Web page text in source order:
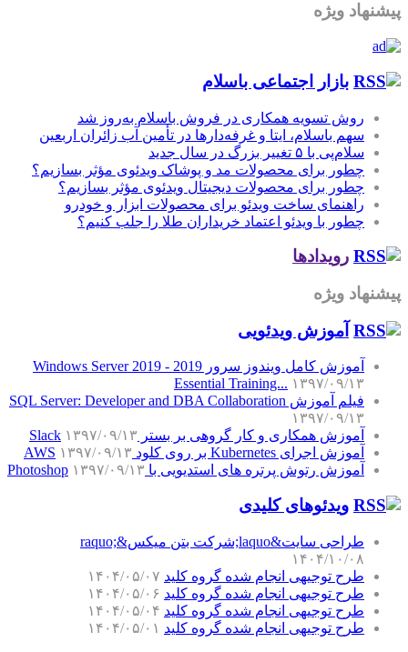
پیشنهاد ویژه
بازار اجتماعی باسلام
روش تسویه همکاری در فروش باسلام به‌روز شد
سهم باسلام، ایتا و غرفه‌دارها در تأمین آب زائران اربعین
سلام‌پی با ۵ تغییر بزرگ در سال جدید
چطور برای محصولات مد و پوشاک ویدئوی مؤثر بسازیم؟
چطور برای محصولات دیجیتال ویدئوی مؤثر بسازیم؟
راهنمای ساخت ویدئو برای محصولات ابزار و خودرو
چطور با ویدئو اعتماد خریداران طلا را جلب کنیم؟
رویدادها
پیشنهاد ویژه
آموزش‌ ویدئویی
آموزش کامل ویندوز سرور 2019 - Windows Server 2019
Essential Training... ۱۳۹۷/۰۹/۱۳
فیلم آموزش SQL Server: Developer and DBA Collaboration
۱۳۹۷/۰۹/۱۳
آموزش همکاری و کار گروهی بر بستر Slack ۱۳۹۷/۰۹/۱۳
آموزش اجرای Kubernetes بر روی کلود AWS
۱۳۹۷/۰۹/۱۳
آموزش رتوش پرتره های استدیویی با Photoshop ۱۳۹۷/۰۹/۱۳
ویدئوهای کلیدی
طراحی سایت&laquo;شرکت بتن میکس&raquo;
۱۴۰۴/۱۰/۰۸
طرح توجیهی انجام شده گروه کلید ۱۴۰۴/۰۵/۰۷
طرح توجیهی انجام شده گروه کلید ۱۴۰۴/۰۵/۰۶
طرح توجیهی انجام شده گروه کلید ۱۴۰۴/۰۵/۰۴
طرح توجیهی انجام شده گروه کلید ۱۴۰۴/۰۵/۰۱